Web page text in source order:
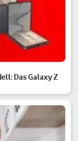
Das Galaxy Z